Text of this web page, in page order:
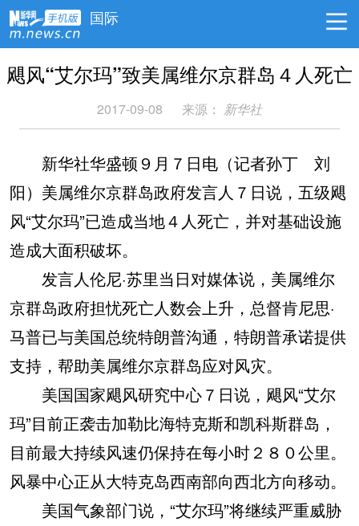
国际
飓风“艾尔玛”致美属维尔京群岛４人死亡
2017-09-08 来源： 新华社
新华社华盛顿９月７日电（记者孙丁 刘
阳）美属维尔京群岛政府发言人７日说，五级飓
风“艾尔玛”已造成当地４人死亡，并对基础设施
造成大面积破坏。
发言人伦尼·苏里当日对媒体说，美属维尔
京群岛政府担忧死亡人数会上升，总督肯尼思·
马普已与美国总统特朗普沟通，特朗普承诺提供
支持，帮助美属维尔京群岛应对风灾。
美国国家飓风研究中心７日说，飓风“艾尔
玛”目前正袭击加勒比海特克斯和凯科斯群岛，
目前最大持续风速仍保持在每小时２８０公里。
风暴中心正从大特克岛西南部向西北方向移动。
美国气象部门说，“艾尔玛”将继续严重威胁